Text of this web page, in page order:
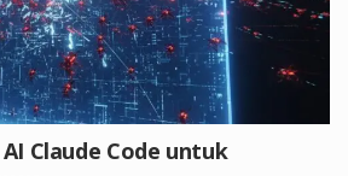
Claude Code untuk